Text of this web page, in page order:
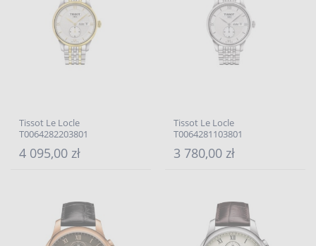
Tissot Le Locle
T0064282203801
4 095,00 zł
Tissot Le Locle
T0064281103801
3 780,00 zł